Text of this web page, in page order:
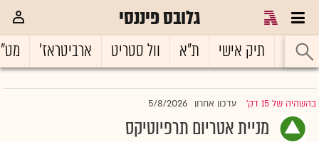
גלובס פיננסי
ראשי תיק אישי ת"א וול סטריט ארביטראז'
בהשהיה של 15 דק' |עדכון אחרון 5/8/2026
מניית אטריום תרפיוטיקס